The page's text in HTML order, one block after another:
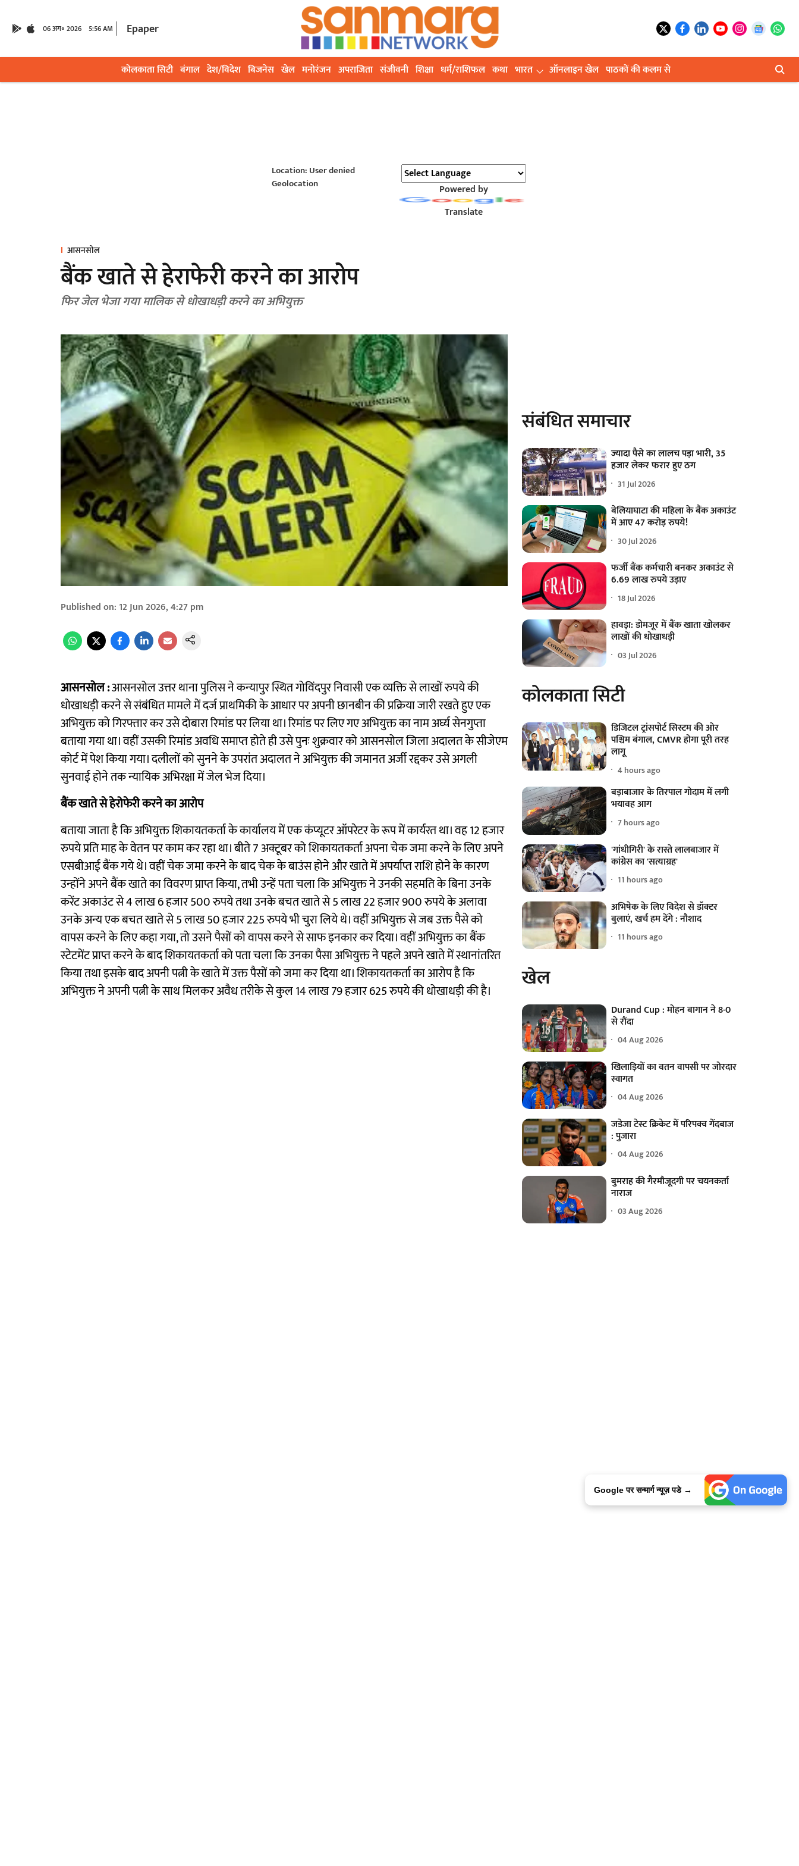
06 अग॰ 2026 5:56 AM Epaper
कोलकाता सिटी बंगाल देश/विदेश बिजनेस खेल मनोरंजन अपराजिता संजीवनी शिक्षा धर्म/राशिफल कथा भारत ऑनलाइन खेल पाठकों की कलम से
Location: User denied
Geolocation
Powered by
Translate
आसनसोल
बैंक खाते से हेराफेरी करने का आरोप
फिर जेल भेजा गया मालिक से धोखाधड़ी करने का अभियुक्त
Published on: 12 Jun 2026, 4:27 pm
आसनसोल :आसनसोल उत्तर थाना पुलिस ने कन्यापुर स्थित गोविंदपुर निवासी एक व्यक्ति से लाखों रुपये की
धोखाधड़ी करने से संबंधित मामले में दर्ज प्राथमिकी के आधार पर अपनी छानबीन की प्रक्रिया जारी रखते हुए एक
अभियुक्त को गिरफ्तार कर उसे दोबारा रिमांड पर लिया था। रिमांड पर लिए गए अभियुक्त का नाम अर्घ्य सेनगुप्ता
बताया गया था। वहीं उसकी रिमांड अवधि समाप्त होते ही उसे पुनः शुक्रवार को आसनसोल जिला अदालत के सीजेएम
कोर्ट में पेश किया गया। दलीलों को सुनने के उपरांत अदालत ने अभियुक्त की जमानत अर्जी रद्दकर उसे अगली
सुनवाई होने तक न्यायिक अभिरक्षा में जेल भेज दिया।
बैंक खाते से हेरोफेरी करने का आरोप
बताया जाता है कि अभियुक्त शिकायतकर्ता के कार्यालय में एक कंप्यूटर ऑपरेटर के रूप में कार्यरत था। वह 12 हजार
रुपये प्रति माह के वेतन पर काम कर रहा था। बीते 7 अक्टूबर को शिकायतकर्ता अपना चेक जमा करने के लिए अपने
एसबीआई बैंक गये थे। वहीं चेक जमा करने के बाद चेक के बाउंस होने और खाते में अपर्याप्त राशि होने के कारण
उन्होंने अपने बैंक खाते का विवरण प्राप्त किया, तभी उन्हें पता चला कि अभियुक्त ने उनकी सहमति के बिना उनके
करेंट अकाउंट से 4 लाख 6 हजार 500 रुपये तथा उनके बचत खाते से 5 लाख 22 हजार 900 रुपये के अलावा
उनके अन्य एक बचत खाते से 5 लाख 50 हजार 225 रुपये भी चुरा लिये थे। वहीं अभियुक्त से जब उक्त पैसे को
वापस करने के लिए कहा गया, तो उसने पैसों को वापस करने से साफ इनकार कर दिया। वहीं अभियुक्त का बैंक
स्टेटमेंट प्राप्त करने के बाद शिकायतकर्ता को पता चला कि उनका पैसा अभियुक्त ने पहले अपने खाते में स्थानांतरित
किया तथा इसके बाद अपनी पत्नी के खाते में उक्त पैसों को जमा कर दिया था। शिकायतकर्ता का आरोप है कि
अभियुक्त ने अपनी पत्नी के साथ मिलकर अवैध तरीके से कुल 14 लाख 79 हजार 625 रुपये की धोखाधड़ी की है।
संबंधित समाचार
ज्यादा पैसे का लालच पड़ा भारी, 35
हजार लेकर फरार हुए ठग
31 Jul 2026
बेलियाघाटा की महिला के बैंक अकाउंट
में आए 47 करोड़ रुपये!
30 Jul 2026
फर्जी बैंक कर्मचारी बनकर अकाउंट से
6.69 लाख रुपये उड़ाए
18 Jul 2026
हावड़ा: डोमजूर में बैंक खाता खोलकर
लाखों की धोखाधड़ी
03 Jul 2026
कोलकाता सिटी
डिजिटल ट्रांसपोर्ट सिस्टम की ओर
पश्चिम बंगाल, CMVR होगा पूरी तरह
लागू
4 hours ago
बड़ाबाजार के तिरपाल गोदाम में लगी
भयावह आग
7 hours ago
'गांधीगिरी' के रास्ते लालबाजार में
कांग्रेस का 'सत्याग्रह'
11 hours ago
अभिषेक के लिए विदेश से डॉक्टर
बुलाएं, खर्च हम देंगे : नौशाद
11 hours ago
खेल
Durand Cup : मोहन बागान ने 8-0
से रौंदा
04 Aug 2026
खिलाड़ियों का वतन वापसी पर जोरदार
स्वागत
04 Aug 2026
जडेजा टेस्ट क्रिकेट में परिपक्व गेंदबाज
: पुजारा
04 Aug 2026
बुमराह की गैरमौजूदगी पर चयनकर्ता
नाराज
03 Aug 2026
Google पर सन्मार्ग न्यूज़ पडे →